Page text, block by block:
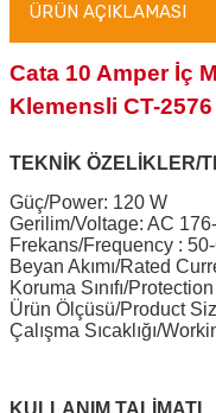
ÜRÜN AÇIKLAMASI
Cata 10 Amper İç
Klemensli CT-2576
TEKNİK ÖZELİKLER/
Güç/Power: 120 W
Gerilim/Voltage: AC
Frekans/Frequency :
Beyan Akımı/Rated
Koruma Sınıfı/
Ürün Ölçüsü/Product
Çalışma Sıcaklığı/